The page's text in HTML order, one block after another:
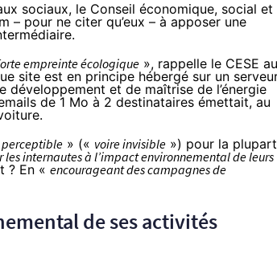
sociaux, le Conseil économique, social et
– pour ne citer qu’eux – à apposer une
empreinte écologique », rappelle le CESE au
site est en principe hébergé sur un
développement et de maîtrise de l’énergie
de 1 Mo à 2 destinataires émettait, au
» (« voire invisible ») pour la plupart
les internautes à l’impact environnemental de leurs
? En « encourageant des campagnes de
de ses activités